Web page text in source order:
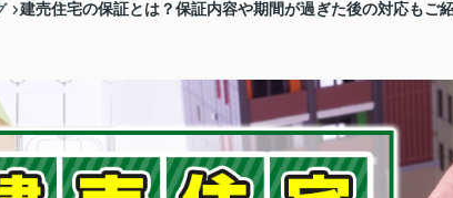
建売住宅の保証とは？保証内容や期間が過ぎた後の対応もご